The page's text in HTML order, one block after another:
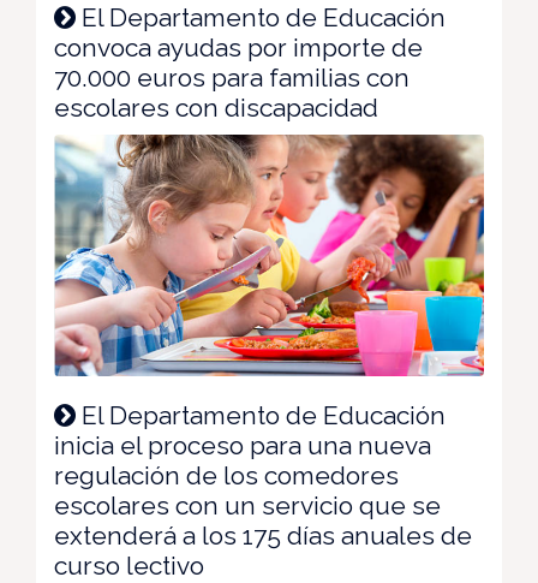
El Departamento de Educación
convoca ayudas por importe de
70.000 euros para familias con
escolares con discapacidad
El Departamento de Educación
inicia el proceso para una nueva
regulación de los comedores
escolares con un servicio que se
extenderá a los 175 días anuales de
curso lectivo